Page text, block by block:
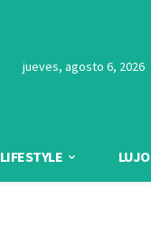
jueves, agosto 6, 2026
LIFESTYLE LUJO